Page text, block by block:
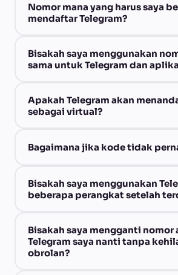
Nomor mana yang harus saya
mendaftar Telegram?
Bisakah saya menggunakan
sama untuk Telegram dan
Apakah Telegram akan
sebagai virtual?
Bagaimana jika kode tidak
Bisakah saya menggunakan
beberapa perangkat setelah
Bisakah saya mengganti nomor
Telegram saya nanti tanpa
obrolan?